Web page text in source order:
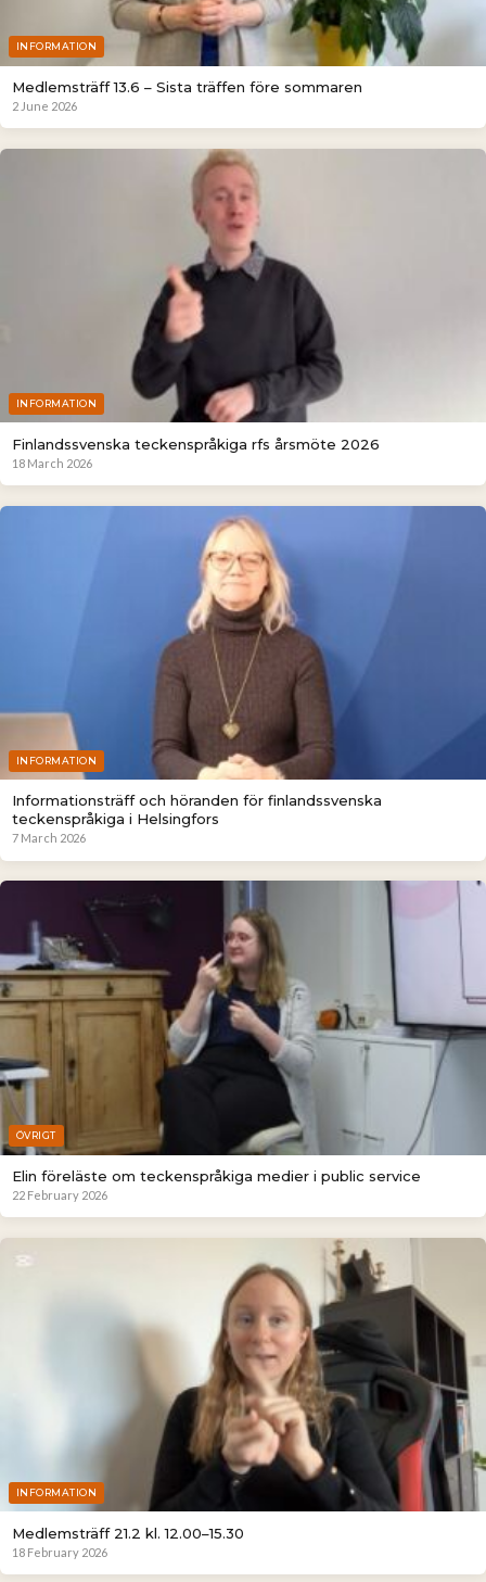
INFORMATION
Medlemsträff 13.6 – Sista träffen före sommaren
2 June 2026
INFORMATION
Finlandssvenska teckenspråkiga rfs årsmöte 2026
18 March 2026
INFORMATION
Informationsträff och höranden för finlandssvenska
teckenspråkiga i Helsingfors
7 March 2026
ÖVRIGT
Elin föreläste om teckenspråkiga medier i public service
22 February 2026
INFORMATION
Medlemsträff 21.2 kl. 12.00–15.30
18 February 2026